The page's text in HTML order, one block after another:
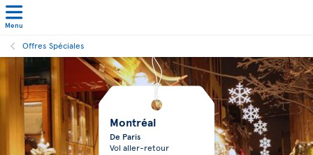
Menu
Offres Spéciales
Montréal
De Paris
Vol aller-retour